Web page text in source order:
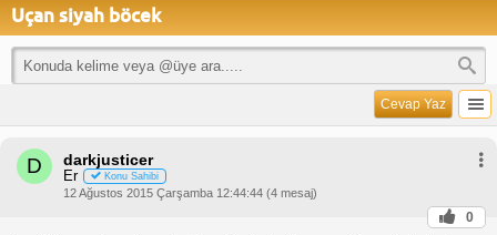
Uçan siyah böcek
Cevap Yaz
D darkjusticer
Er Konu Sahibi
12 Ağustos 2015 Çarşamba 12:44:44 (4 mesaj)
0